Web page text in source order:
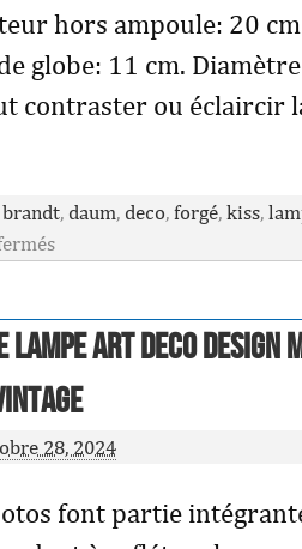
hors ampoule: 20
globe: 11 cm.
contraster ou éclaircir
brandt, daum, deco, forgé, kiss,
Lampe Art Deco Design
28, 2024
font partie